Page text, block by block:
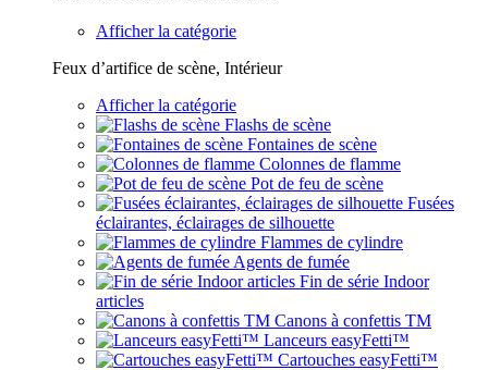
Afficher la catégorie
Feux d’artifice de scène, Intérieur
Afficher la catégorie
Flashs de scène
Fontaines de scène
Colonnes de flamme
Pot de feu de scène
Fusées
éclairantes, éclairages de silhouette
Flammes de cylindre
Agents de fumée
Fin de série Indoor
articles
Canons à confettis TM
Lanceurs easyFetti™
Cartouches easyFetti™